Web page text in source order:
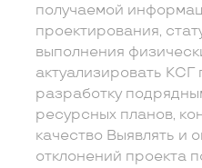
получаемой
проектирования,
выполнения
актуализировать
разработку
ресурсных планов,
качество Выявлять и
отклонений проекта